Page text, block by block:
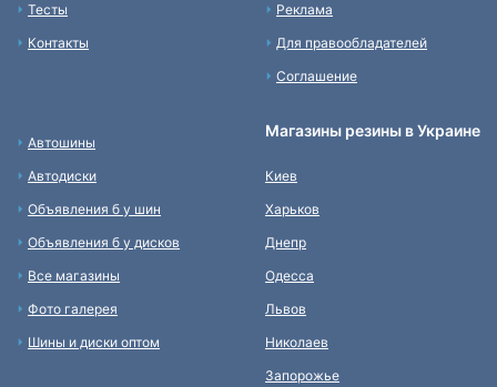
Тесты
Контакты
Реклама
Для правообладателей
Соглашение
Автошины
Автодиски
Объявления б у шин
Объявления б у дисков
Все магазины
Фото галерея
Шины и диски оптом
Магазины резины в Украине
Киев
Харьков
Днепр
Одесса
Львов
Николаев
Запорожье